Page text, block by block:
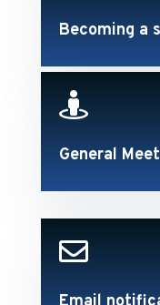
Becoming a

General
